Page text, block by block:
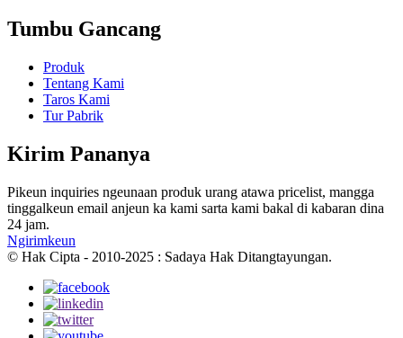
Tumbu Gancang
Produk
Tentang Kami
Taros Kami
Tur Pabrik
Kirim Pananya
Pikeun inquiries ngeunaan produk urang atawa pricelist, mangga
tinggalkeun email anjeun ka kami sarta kami bakal di kabaran dina
24 jam.
Ngirimkeun
© Hak Cipta - 2010-2025 : Sadaya Hak Ditangtayungan.